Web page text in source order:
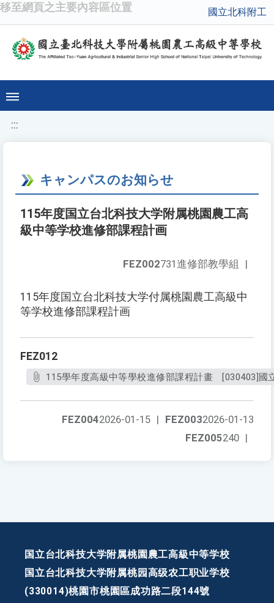
移至網頁之主要內容區位置 國立北科附工
:::
キャンパスのお知らせ
115年度国立台北科技大学附属桃園農工高
級中等学校進修部課程計画
FEZ002731進修部教學組 |
115年度国立台北科技大学付属桃園農工高級中
等学校進修部課程計画
FEZ012
115學年度高級中等學校進修部課程計畫 [030403]國
FEZ0032026-01-13
FEZ0042026-01-15 |
FEZ005240 |
国立台北科技大学附属桃園農工高級中等学校
国立台北科技大学附属桃园高级农工职业学校
(330014)桃園市桃園區成功路二段144號